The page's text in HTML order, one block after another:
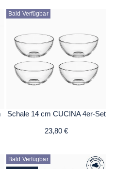
Bald Verfügbar
Schale 14 cm CUCINA 4er-Set
23,80 €
Bald Verfügbar